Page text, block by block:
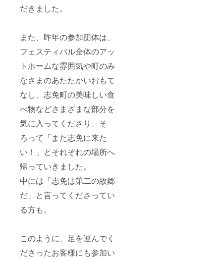
だきました。
また、昨年の参加団体は、
フェスティバル全体のアッ
トホームな雰囲気や町のみ
なさまのあたたかいおもて
なし、志免町の美味しい食
べ物などさまざまな部分を
気に入ってくださり、そ
ろって「また志免に来た
い！」とそれぞれの場所へ
帰っていきました。
中には「志免は第二の故郷
だ」と言ってくださってい
る方も。
このように、足を運んでく
ださったお客様にも参加い